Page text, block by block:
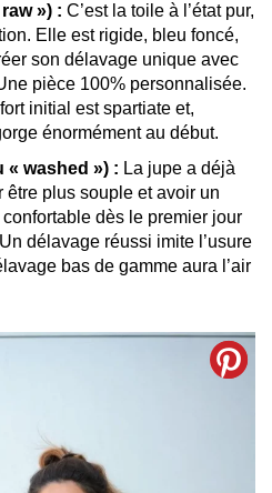
») : C’est la toile à l’état pur,
Elle est rigide, bleu foncé,
son délavage unique avec
pièce 100% personnalisée.
initial est spartiate et,
énormément au début.
« washed ») : La jupe a déjà
être plus souple et avoir un
dès le premier jour
délavage réussi imite l’usure
bas de gamme aura l’air